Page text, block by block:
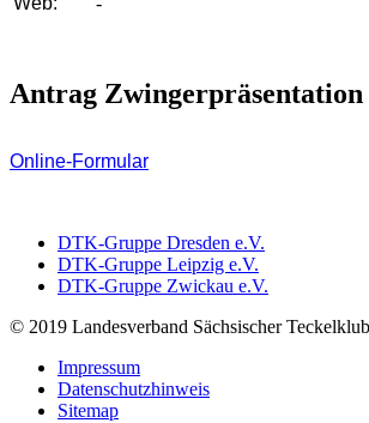
Antrag Zwingerpräsentation
Online-Formular
DTK-Gruppe Dresden e.V.
DTK-Gruppe Leipzig e.V.
DTK-Gruppe Zwickau e.V.
© 2019 Landesverband Sächsischer
Impressum
Datenschutzhinweis
Sitemap